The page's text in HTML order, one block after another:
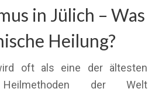
in Jülich – Was
Heilung?
oft als eine der ältesten
Heilmethoden der Welt